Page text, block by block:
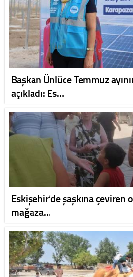
Başkan Ünlüce Temmuz
açıkladı: Es…
Eskişehir’de şaşkına çeviren
mağaza…